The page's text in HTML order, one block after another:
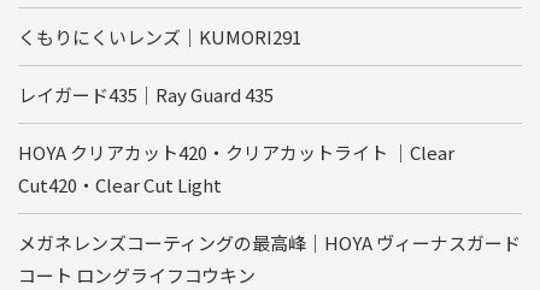
くもりにくいレンズ｜KUMORI291
レイガード435｜Ray Guard 435
HOYA クリアカット420・クリアカットライト ｜Clear
Cut420・Clear Cut Light
メガネレンズコーティングの最高峰｜HOYA ヴィーナスガード
コート ロングライフコウキン